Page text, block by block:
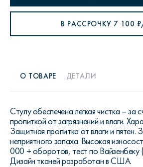
В РАССРОЧКУ 7 100
О ТОВАРЕ ДЕТАЛИ
Стулу обеспечена легкая чистка – за
пропиткой от загрязнений и влаги.
Защитная пропитка от влаги и пятен.
неприятного запаха. Высокая
000 + оборотов, тест по Вайзенбеку
Дизайн тканей разработан в США.